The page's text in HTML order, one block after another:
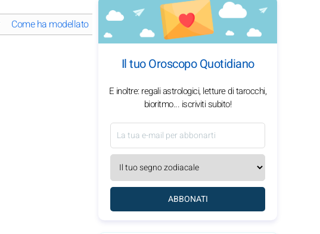
Come ha modellato Keke Palmer la sua carriera impressionante?
Il tuo Oroscopo Quotidiano
E inoltre: regali astrologici, letture di tarocchi,
bioritmo... iscriviti subito!
ABBONATI